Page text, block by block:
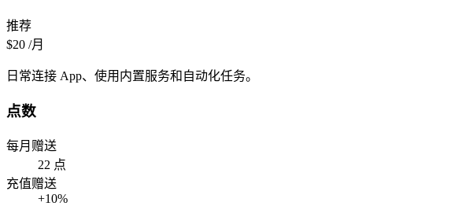
推荐
$20 /月
日常连接 App、使用内置服务和自动化任务。
点数
每月赠送
22 点
充值赠送
+10%